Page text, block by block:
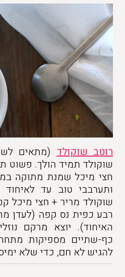
רוטב שוקולד (מתאים
שוקולד תמיד הולך. פשוט
חצי מיכל שמנת מתוקה
ותערבבי טוב עד לאיחוד
שוקולד מריר + חצי מיכל
רבע כפית נס קפה (לעדן
האיחוד). יוצא מרקם
כף-שתיים מספיקות מתחת
להגיש לא חם, כדי שלא